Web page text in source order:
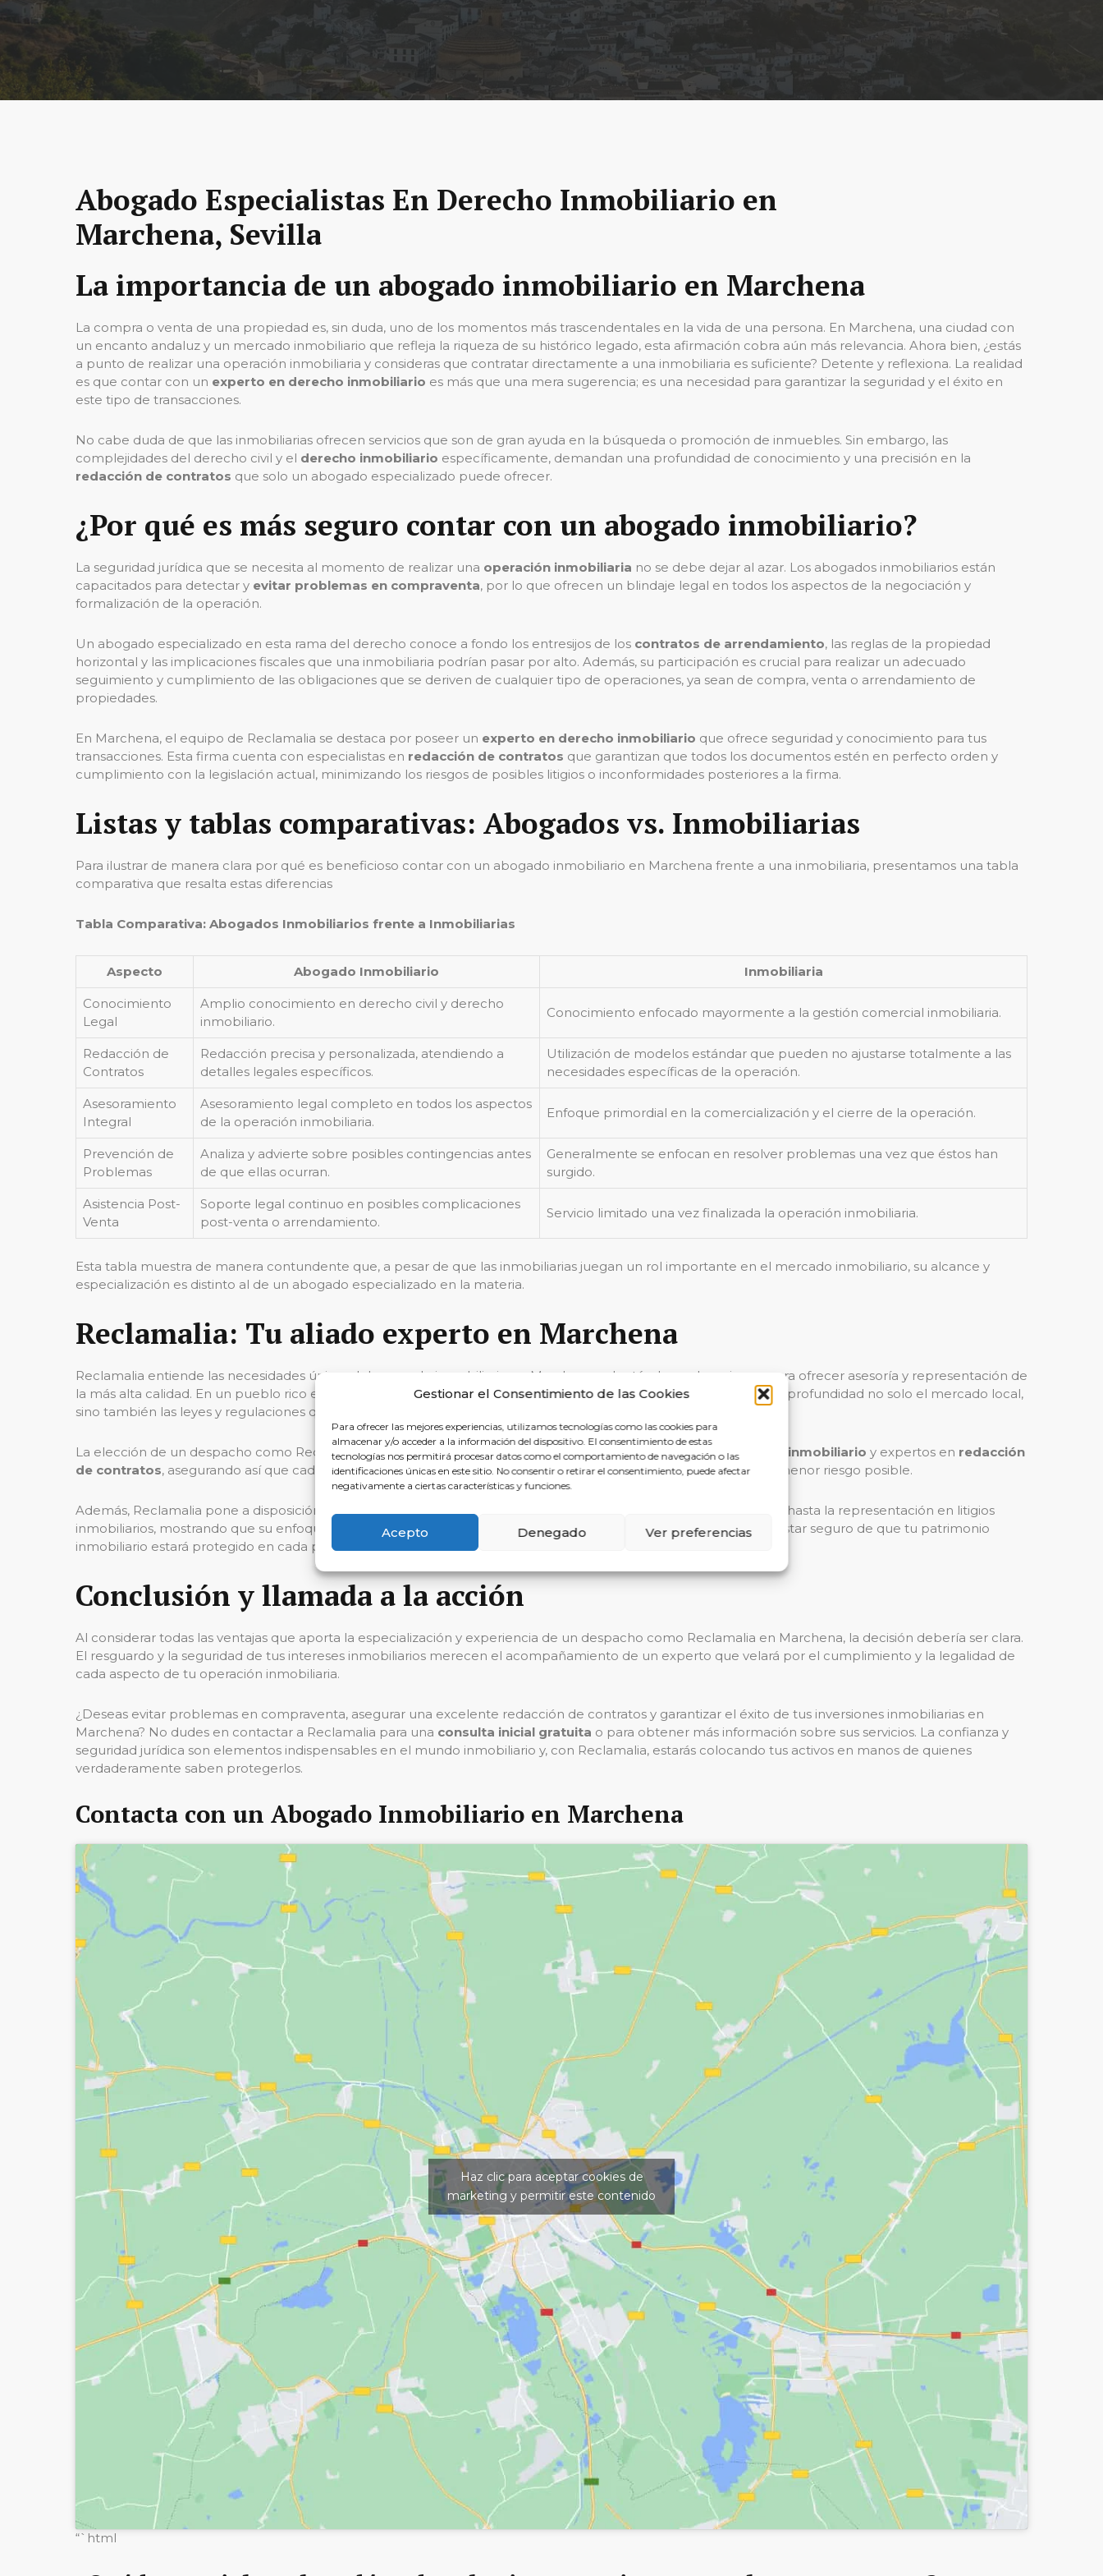
Gestionar el Consentimiento de las Cookies
Para ofrecer las mejores experiencias, utilizamos tecnologías como las cookies para
almacenar y/o acceder a la información del dispositivo. El consentimiento de estas
tecnologías nos permitirá procesar datos como el comportamiento de navegación o las
identificaciones únicas en este sitio. No consentir o retirar el consentimiento, puede afectar
negativamente a ciertas características y funciones.
Acepto Denegado Ver preferencias
Abogado Especialistas En Derecho Inmobiliario en
Marchena, Sevilla
La importancia de un abogado inmobiliario en Marchena
La compra o venta de una propiedad es, sin duda, uno de los momentos más trascendentales en la vida de una persona. En Marchena, una ciudad con
un encanto andaluz y un mercado inmobiliario que refleja la riqueza de su histórico legado, esta afirmación cobra aún más relevancia. Ahora bien, ¿estás
a punto de realizar una operación inmobiliaria y consideras que contratar directamente a una inmobiliaria es suficiente? Detente y reflexiona. La realidad
es que contar con un experto en derecho inmobiliario es más que una mera sugerencia; es una necesidad para garantizar la seguridad y el éxito en
este tipo de transacciones.
No cabe duda de que las inmobiliarias ofrecen servicios que son de gran ayuda en la búsqueda o promoción de inmuebles. Sin embargo, las
complejidades del derecho civil y el derecho inmobiliario específicamente, demandan una profundidad de conocimiento y una precisión en la
redacción de contratos que solo un abogado especializado puede ofrecer.
¿Por qué es más seguro contar con un abogado inmobiliario?
La seguridad jurídica que se necesita al momento de realizar una operación inmobiliaria no se debe dejar al azar. Los abogados inmobiliarios están
capacitados para detectar y evitar problemas en compraventa, por lo que ofrecen un blindaje legal en todos los aspectos de la negociación y
formalización de la operación.
Un abogado especializado en esta rama del derecho conoce a fondo los entresijos de los contratos de arrendamiento, las reglas de la propiedad
horizontal y las implicaciones fiscales que una inmobiliaria podrían pasar por alto. Además, su participación es crucial para realizar un adecuado
seguimiento y cumplimiento de las obligaciones que se deriven de cualquier tipo de operaciones, ya sean de compra, venta o arrendamiento de
propiedades.
En Marchena, el equipo de Reclamalia se destaca por poseer un experto en derecho inmobiliario que ofrece seguridad y conocimiento para tus
transacciones. Esta firma cuenta con especialistas en redacción de contratos que garantizan que todos los documentos estén en perfecto orden y
cumplimiento con la legislación actual, minimizando los riesgos de posibles litigios o inconformidades posteriores a la firma.
Listas y tablas comparativas: Abogados vs. Inmobiliarias
Para ilustrar de manera clara por qué es beneficioso contar con un abogado inmobiliario en Marchena frente a una inmobiliaria, presentamos una tabla
comparativa que resalta estas diferencias
Tabla Comparativa: Abogados Inmobiliarios frente a Inmobiliarias
Aspecto Abogado Inmobiliario Inmobiliaria
Conocimiento
Legal
Amplio conocimiento en derecho civil y derecho
inmobiliario.
Conocimiento enfocado mayormente a la gestión comercial inmobiliaria.
Redacción de
Contratos
Redacción precisa y personalizada, atendiendo a
detalles legales específicos.
Utilización de modelos estándar que pueden no ajustarse totalmente a las
necesidades específicas de la operación.
Asesoramiento
Integral
Asesoramiento legal completo en todos los aspectos
de la operación inmobiliaria.
Enfoque primordial en la comercialización y el cierre de la operación.
Prevención de
Problemas
Analiza y advierte sobre posibles contingencias antes
de que ellas ocurran.
Generalmente se enfocan en resolver problemas una vez que éstos han
surgido.
Asistencia Post-
Venta
Soporte legal continuo en posibles complicaciones
post-venta o arrendamiento.
Servicio limitado una vez finalizada la operación inmobiliaria.
Esta tabla muestra de manera contundente que, a pesar de que las inmobiliarias juegan un rol importante en el mercado inmobiliario, su alcance y
especialización es distinto al de un abogado especializado en la materia.
Reclamalia: Tu aliado experto en Marchena
Reclamalia entiende las necesidades únicas del mercado inmobiliario en Marchena, adaptándose a las mismas para ofrecer asesoría y representación de
la más alta calidad. En un pueblo rico en historia y cultura como Marchena, es esencial un equipo que conozca en profundidad no solo el mercado local,
sino también las leyes y regulaciones que lo rigen.
La elección de un despacho como Reclamalia supone contar con un verdadero equipo de expertos en derecho inmobiliario y expertos en redacción
de contratos, asegurando así que cada tipo de operaciones inmobiliariasse realice conforme a la ley y con el menor riesgo posible.
Además, Reclamalia pone a disposición servicios que abarcan desde el asesoramiento en materia de derecho civil hasta la representación en litigios
inmobiliarios, mostrando que su enfoque va mucho más allá de una simple transacción. Con Reclamalia, puedes estar seguro de que tu patrimonio
inmobiliario estará protegido en cada paso del proceso.
Conclusión y llamada a la acción
Al considerar todas las ventajas que aporta la especialización y experiencia de un despacho como Reclamalia en Marchena, la decisión debería ser clara.
El resguardo y la seguridad de tus intereses inmobiliarios merecen el acompañamiento de un experto que velará por el cumplimiento y la legalidad de
cada aspecto de tu operación inmobiliaria.
¿Deseas evitar problemas en compraventa, asegurar una excelente redacción de contratos y garantizar el éxito de tus inversiones inmobiliarias en
Marchena? No dudes en contactar a Reclamalia para una consulta inicial gratuita o para obtener más información sobre sus servicios. La confianza y
seguridad jurídica son elementos indispensables en el mundo inmobiliario y, con Reclamalia, estarás colocando tus activos en manos de quienes
verdaderamente saben protegerlos.
Contacta con un Abogado Inmobiliario en Marchena
Haz clic para aceptar cookies de
marketing y permitir este contenido
“`html